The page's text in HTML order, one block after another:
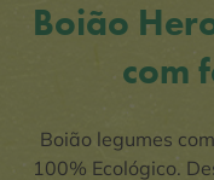
Boião
com
Boião legumes
100% Ecológico.